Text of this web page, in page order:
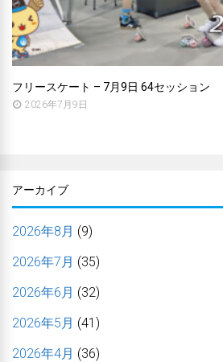
フリースケート – 7月9日 64セッション
2026年7月9日
アーカイブ
2026年8月 (9)
2026年7月 (35)
2026年6月 (32)
2026年5月 (41)
2026年4月 (36)